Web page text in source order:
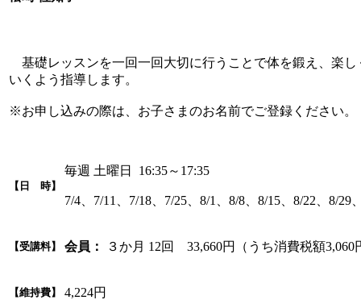
基礎レッスンを一回一回大切に行うことで体を鍛え、楽
いくよう指導します。
※お申し込みの際は、お子さまのお名前でご登録ください。
【日 時】
毎週 土曜日 16:35～17:35
7/4、7/11、7/18、7/25、8/1、8/8、8/15、8/22、8/29
【受講料】 会員： ３か月 12回 33,660円（うち消費税額3,060
【維持費】 4,224円